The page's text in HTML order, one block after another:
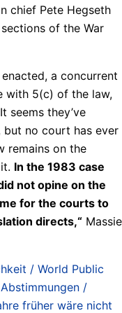
chief Pete Hegseth
of the War
a concurrent
with 5(c) of the law,
seems they’ve
but no court has ever
remains on the
In the 1983 case
not opine on the
for the courts to
directs,“ Massie
/ World Public
Abstimmungen /
früher wäre nicht